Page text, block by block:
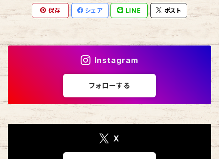
保存 シェア LINE ポスト
Instagram
フォローする
X